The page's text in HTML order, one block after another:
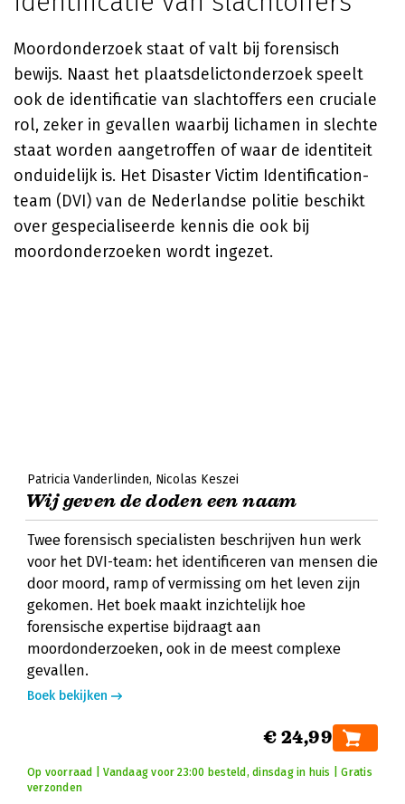
Moordonderzoek staat of valt bij forensisch
bewijs. Naast het plaatsdelictonderzoek speelt
ook de identificatie van slachtoffers een cruciale
rol, zeker in gevallen waarbij lichamen in slechte
staat worden aangetroffen of waar de identiteit
onduidelijk is. Het Disaster Victim Identification-
team (DVI) van de Nederlandse politie beschikt
over gespecialiseerde kennis die ook bij
moordonderzoeken wordt ingezet.
Patricia Vanderlinden Nicolas Keszei
Wij geven de doden een naam
Twee forensisch specialisten beschrijven hun werk
voor het DVI-team: het identificeren van mensen die
door moord, ramp of vermissing om het leven zijn
gekomen. Het boek maakt inzichtelijk hoe
forensische expertise bijdraagt aan
moordonderzoeken, ook in de meest complexe
gevallen.
Boek bekijken
€ 24,99
Op voorraad | Vandaag voor 23:00 besteld, dinsdag in huis | Gratis
verzonden